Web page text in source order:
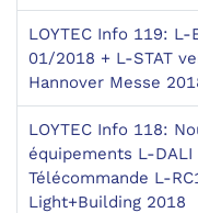
LOYTEC Info 119: L-
01/2018 + L-STAT
Hannover Messe
LOYTEC Info 118:
équipements L-DALI
Télécommande L-
Light+Building 2018